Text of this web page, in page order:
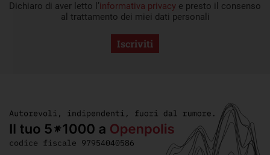
Dichiaro di aver letto l’informativa privacy e presto il consenso
al trattamento dei miei dati personali
Iscriviti